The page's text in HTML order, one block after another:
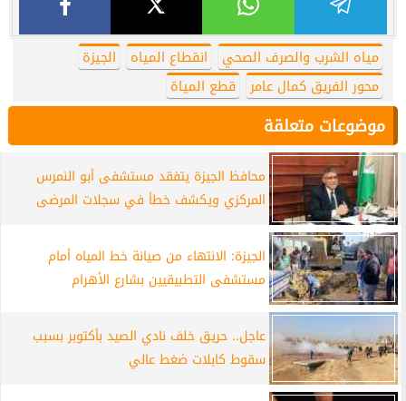
مياه الشرب والصرف الصحي انقطاع المياه
الجيزة
محور الفريق كمال عامر
قطع المياة
موضوعات متعلقة
محافظ الجيزة يتفقد مستشفى أبو النمرس
المركزي ويكشف خطأ في سجلات المرضى
الجيزة: الانتهاء من صيانة خط المياه أمام
مستشفى التطبيقيين بشارع الأهرام
عاجل.. حريق خلف نادي الصيد بأكتوبر بسبب
سقوط كابلات ضغط عالي